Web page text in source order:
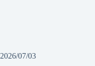
2026/07/03